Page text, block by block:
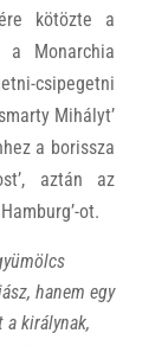
kötözte a
a Monarchia
csipegetni
Mihályt’
a borissza
aztán az
ot.
hanem egy
királynak,